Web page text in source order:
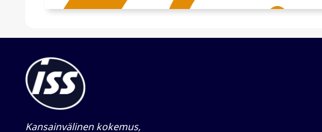
Kansainvälinen kokemus,